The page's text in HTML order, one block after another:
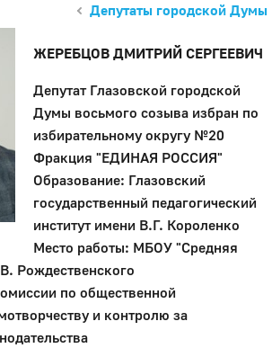
Депутаты городской Думы
ЖЕРЕБЦОВ ДМИТРИЙ СЕРГЕЕВИЧ
Депутат Глазовской городской
Думы восьмого созыва избран по
избирательному округу №20
Фракция "ЕДИНАЯ РОССИЯ"
Образование: Глазовский
государственный педагогический
институт имени В.Г. Короленко
Место работы: МБОУ "Средняя
Рождественского
по общественной
и контролю за